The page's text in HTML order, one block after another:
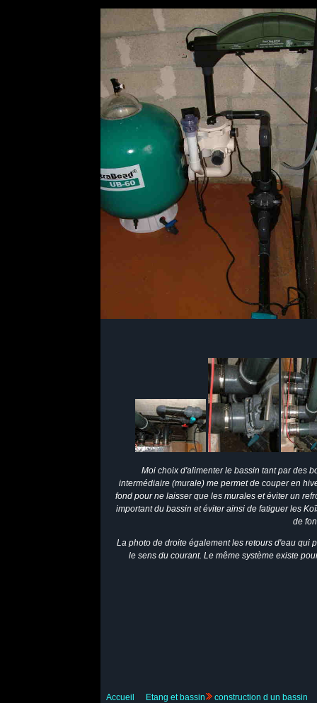
Moi choix d'alimenter le bassin tant par des
intermédiaire (murale) me permet de couper en
fond pour ne laisser que les murales et éviter un
important du bassin et éviter ainsi de fatiguer les
de
La photo de droite également les retours d'eau qui
le sens du courant. Le même système existe
Accueil Etang et bassin construction d un bassin